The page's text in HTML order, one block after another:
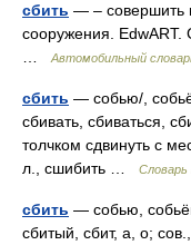
сбить — – совершить
сооружения. EdwART.
Автомобильный
сбить — собью/,
сбивать, сбиваться,
толчком сдвинуть с
л., сшибить …
Словарь
сбить — собью,
сбитый, сбит, а, о;